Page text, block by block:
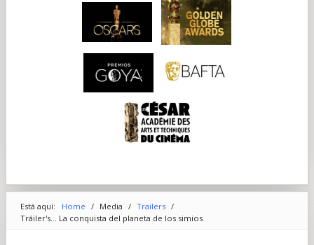
Está aquí: Home / Media / Trailers /
Tráiler's... La conquista del planeta de los simios